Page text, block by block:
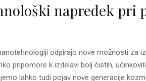
napredek pri
odpirajo nove možnosti za
pripomore k izdelavi bolj čistih,
lahko tudi pojav nove generacije